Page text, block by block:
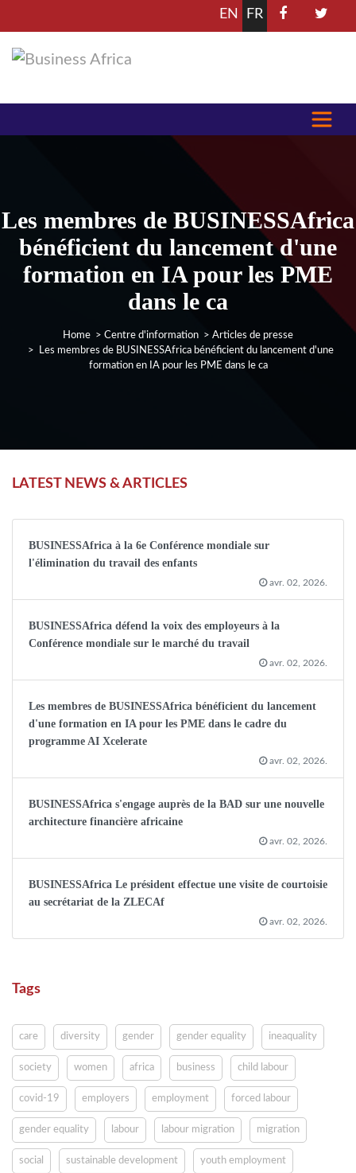
EN FR
Les membres de BUSINESSAfrica
bénéficient du lancement d'une
formation en IA pour les PME
dans le ca
Home > Centre d'information > Articles de presse
> Les membres de BUSINESSAfrica bénéficient du lancement d'une
formation en IA pour les PME dans le ca
LATEST NEWS & ARTICLES
BUSINESSAfrica à la 6e Conférence mondiale sur
l'élimination du travail des enfants
avr. 02, 2026.
BUSINESSAfrica défend la voix des employeurs à la
Conférence mondiale sur le marché du travail
avr. 02, 2026.
Les membres de BUSINESSAfrica bénéficient du lancement
d'une formation en IA pour les PME dans le cadre du
programme AI Xcelerate
avr. 02, 2026.
BUSINESSAfrica s'engage auprès de la BAD sur une nouvelle
architecture financière africaine
avr. 02, 2026.
BUSINESSAfrica Le président effectue une visite de courtoisie
au secrétariat de la ZLECAf
avr. 02, 2026.
Tags
care diversity gender gender equality ineaquality
society women africa business child labour
covid-19 employers employment forced labour
gender equality labour labour migration migration
social sustainable development youth employment